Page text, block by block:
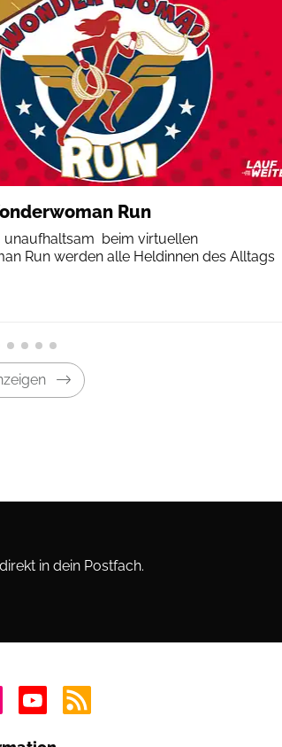
Run
 beim virtuellen
Run werden alle Heldinnen des Alltags
in dein Postfach.